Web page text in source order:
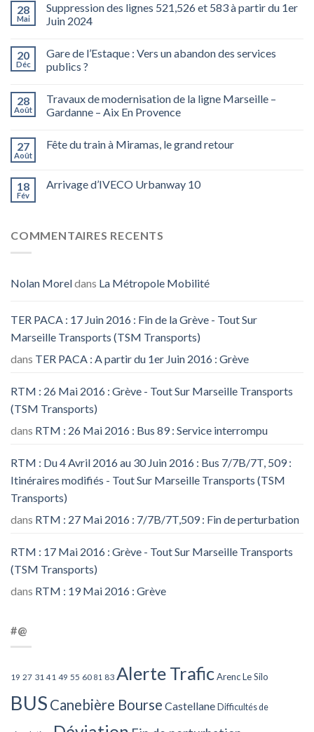
28
Mai
Suppression des lignes 521,526 et 583 à partir du 1er
Juin 2024
20
Déc
Gare de l’Estaque : Vers un abandon des services
publics ?
28
Août
Travaux de modernisation de la ligne Marseille –
Gardanne – Aix En Provence
27
Août
Fête du train à Miramas, le grand retour
18
Fév
Arrivage d’IVECO Urbanway 10
COMMENTAIRES RECENTS
Nolan Moreldans La Métropole Mobilité
TER PACA : 17 Juin 2016 : Fin de la Grève - Tout Sur
Marseille Transports (TSM Transports)
dans TER PACA : A partir du 1er Juin 2016 : Grève
RTM : 26 Mai 2016 : Grève - Tout Sur Marseille Transports
(TSM Transports)
dans RTM : 26 Mai 2016 : Bus 89 : Service interrompu
RTM : Du 4 Avril 2016 au 30 Juin 2016 : Bus 7/7B/7T, 509 :
Itinéraires modifiés - Tout Sur Marseille Transports (TSM
Transports)
dans RTM : 27 Mai 2016 : 7/7B/7T,509 : Fin de perturbation
RTM : 17 Mai 2016 : Grève - Tout Sur Marseille Transports
(TSM Transports)
dans RTM : 19 Mai 2016 : Grève
#@
19 27 31 41 49 55 60 81 83 Alerte TraficArenc Le Silo
BUS Canebière Bourse Castellane Difficultés de